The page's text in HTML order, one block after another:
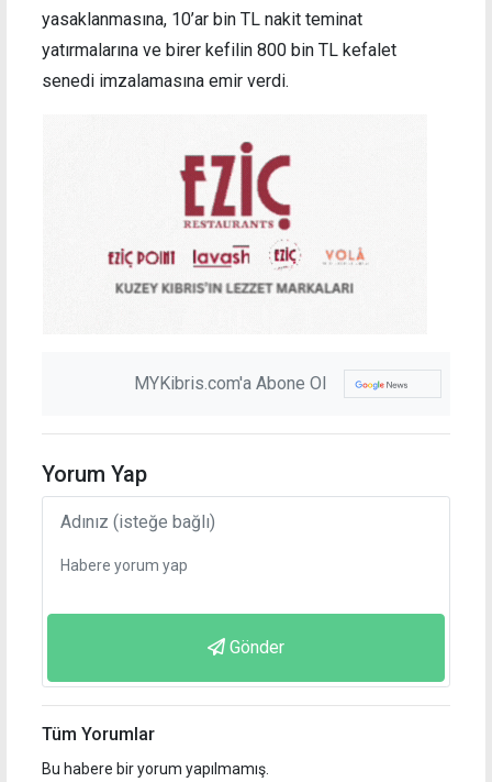
yasaklanmasına, 10’ar bin TL nakit teminat
yatırmalarına ve birer kefilin 800 bin TL kefalet
senedi imzalamasına emir verdi.
MYKibris.com'a Abone Ol
Yorum Yap
Gönder
Tüm Yorumlar
Bu habere bir yorum yapılmamış.